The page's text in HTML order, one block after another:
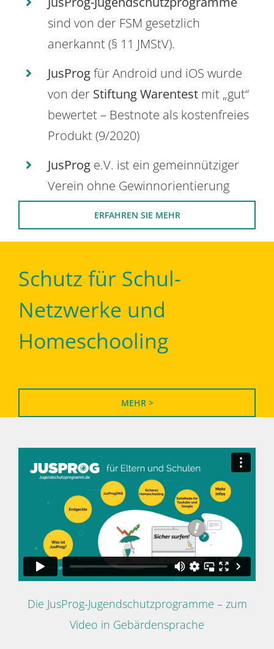
sind von der FSM gesetzlich
anerkannt (§ 11 JMStV).
JusProgfür Android und iOS wurde
von der Stiftung Warentest mit „gut“
bewertet – Bestnote als kostenfreies
Produkt (9/2020)
JusProg e.V. ist ein gemeinnütziger
Verein ohne Gewinnorientierung
ERFAHREN SIE MEHR
Schutz für Schul-
Netzwerke und
Homeschooling
MEHR >
Die JusProg-Jugendschutzprogramme – zum
Video in Gebärdensprache